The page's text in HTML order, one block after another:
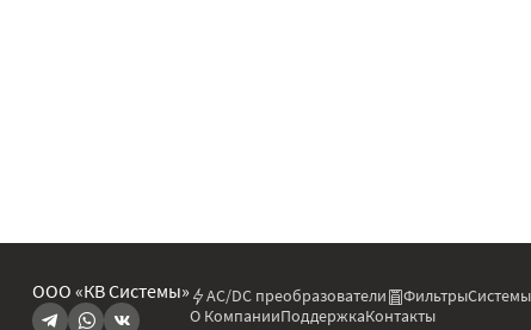
ООО «КВ Системы» AC/DC преобразователи Фильтры
О КомпанииПоддержкаКонтакты